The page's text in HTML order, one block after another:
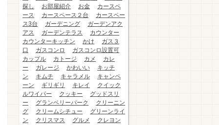
探し
お部屋紹介 お金
カースペ
ース
カースペース２台
カースペー
ス3台
ガーデニング
ガーデンアク
アス
ガーデンテラス
カウンター
カウンターキッチン
かけ
ガス３
口
ガスコンロ
ガスコンロ設置可
カップル
カトージ カメ
カレ
ー
ガレージ かわいい
キッチ
ン
キムチ キャラメル
キャンペ
ーン
ギリギリ キレイ
クイック
ルワイパー
クッキー
グッドスリ
ー
グランベリーパーク
クリーニン
グ
クリームシチュー
グリーンライ
ン
クリスマス グルメ
クレヨン